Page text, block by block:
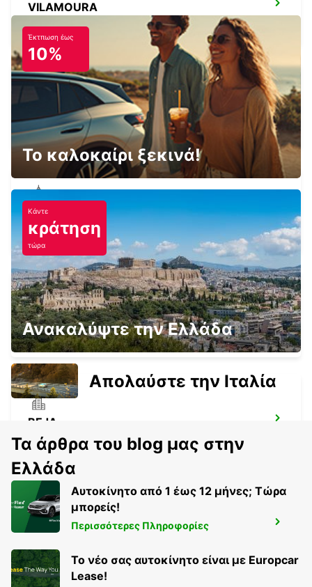
VILAMOURA
VILAMOURA - PORTUGAL
ALBUFEIRA PINE CLIFFS
ALBUFEIRA - PORTUGAL
ALBUFEIRA
ALBUFEIRA - PORTUGAL
ARMACAO DE PERA
PORCHES-LAGOA - PORTUGAL
BEJA
BEJA - PORTUGAL
ROTA
Έκτπωση έως
10%
Το καλοκαίρι ξεκινά!
Κάντε
κράτηση
τώρα
Ανακαλύψτε την Ελλάδα
Απολαύστε την Ιταλία
Τα άρθρα του blog μας στην
Ελλάδα
Αυτοκίνητο από 1 έως 12 μήνες; Τώρα
μπορείς!
Περισσότερες Πληροφορίες
Το νέο σας αυτοκίνητο είναι με Europcar
Lease!